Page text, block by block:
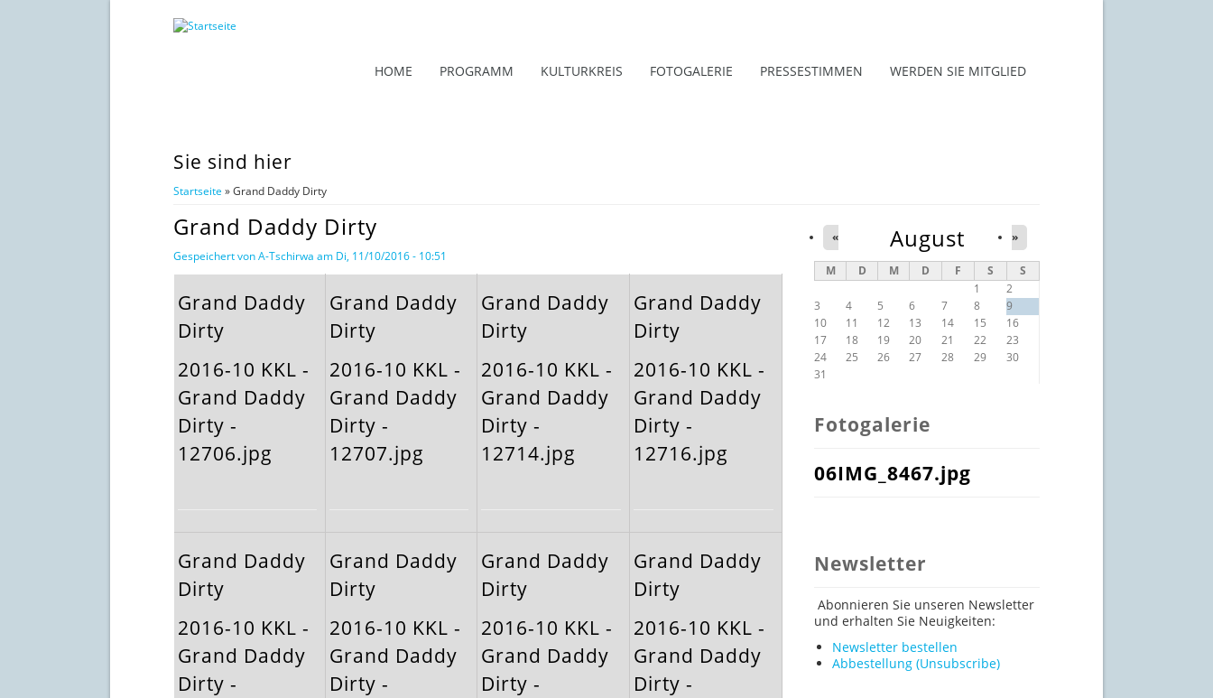
HOME PROGRAMM KULTURKREIS FOTOGALERIE PRESSESTIMMEN WERDEN SIE MITGLIED
Sie sind hier
Startseite » Grand Daddy Dirty
Grand Daddy Dirty
Gespeichert vonA-Tschirwa am Di, 11/10/2016 - 10:51
Grand Daddy
Dirty
2016-10 KKL -
Grand Daddy
Dirty -
12706.jpg
Grand Daddy
Dirty
2016-10 KKL -
Grand Daddy
Dirty -
12707.jpg
Grand Daddy
Dirty
2016-10 KKL -
Grand Daddy
Dirty -
12714.jpg
Grand Daddy
Dirty
2016-10 KKL -
Grand Daddy
Dirty -
12716.jpg
Grand Daddy
Dirty
2016-10 KKL -
Grand Daddy
Dirty -
Grand Daddy
Dirty
2016-10 KKL -
Grand Daddy
Dirty -
Grand Daddy
Dirty
2016-10 KKL -
Grand Daddy
Dirty -
Grand Daddy
Dirty
2016-10 KKL -
Grand Daddy
Dirty -
August
« »
M D M D F S
S
1
2
3
4 5 6 7 8
9
10
11 12 13 14 15
16
17
18 19 20 21 22
23
24
25 26 27 28 29
30
31
Fotogalerie
06IMG_8467.jpg
Newsletter
Abonnieren Sie unseren Newsletter
und erhalten Sie Neuigkeiten:
Newsletter bestellen
Abbestellung (Unsubscribe)